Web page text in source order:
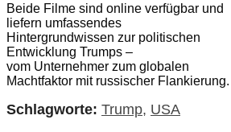
Beide Filme sind online verfügbar und
liefern umfassendes
Hintergrundwissen zur politischen
Entwicklung Trumps –
vom Unternehmer zum globalen
Machtfaktor mit russischer Flankierung.
Schlagworte: Trump, USA